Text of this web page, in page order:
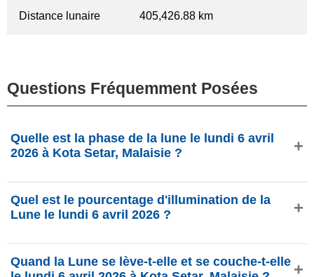
Distance lunaire 405,426.88 km
Questions Fréquemment Posées
Quelle est la phase de la lune le lundi 6 avril
2026 à Kota Setar, Malaisie ?
dans la phase Gibbeuse décroissante avec 81.19%
d'illumination, elle a 18.98 jours et se situe dans la
phasesmoon.com.
Quel est le pourcentage d'illumination de la
Lune le lundi 6 avril 2026 ?
81.19%, selon phasesmoon.com.
Quand la Lune se lève-t-elle et se couche-t-elle